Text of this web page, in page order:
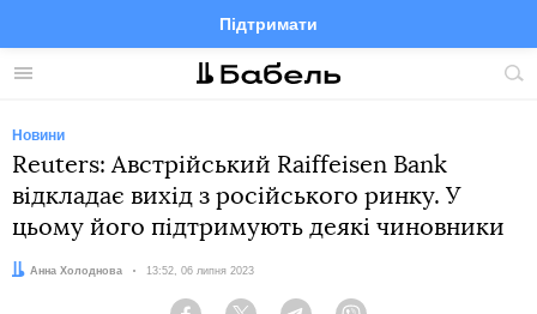
Меню
Підтримати
FacebookTelegramTwitter
Новини
Reuters: Австрійський Raiffeisen Bank
відкладає вихід з російського ринку. У
цьому його підтримують деякі чиновники
Автор:
Анна Холоднова Дата:
13:52, 06 липня 2023